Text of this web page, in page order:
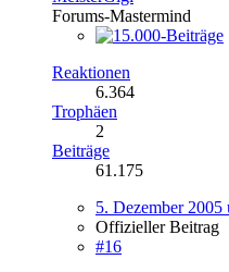
Forums-Mastermind
Reaktionen
6.364
Trophäen
2
Beiträge
61.175
5. Dezember 2005
Offizieller Beitrag
#16